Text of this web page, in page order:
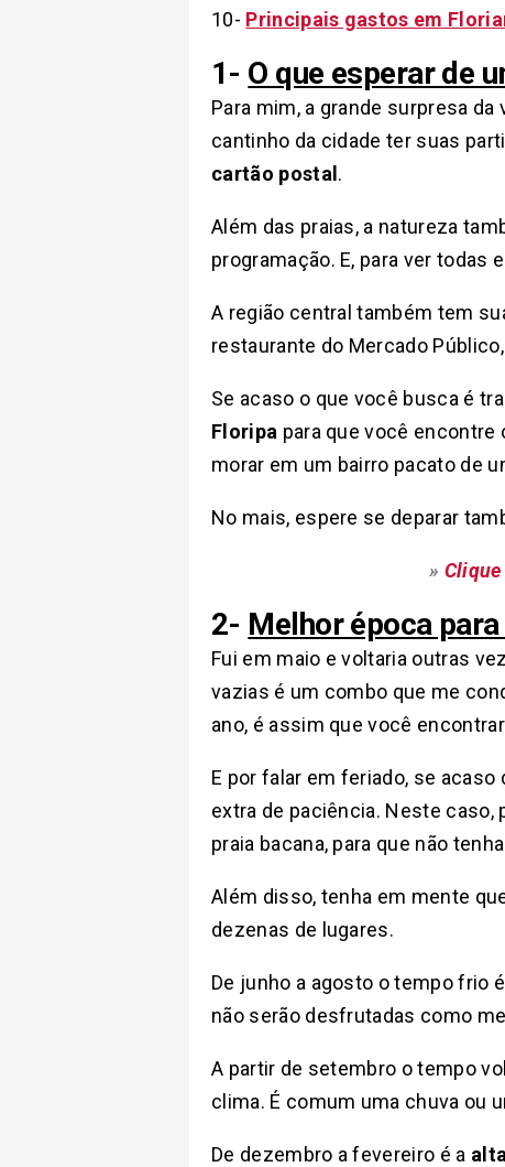
10- Principais gastos em
1- O que esperar de
Para mim, a grande surpresa
cantinho da cidade ter suas
cartão postal .
Além das praias, a natureza
programação. E, para ver todas
A região central também tem
restaurante do Mercado
Se acaso o que você busca é
Floripa para que você
morar em um bairro pacato de
No mais, espere se deparar
»
2- Melhor época
Fui em maio e voltaria outras
vazias é um combo que me
ano, é assim que você
E por falar em feriado, se
extra de paciência. Neste
praia bacana, para que não
Além disso, tenha em mente
dezenas de lugares.
De junho a agosto o tempo frio
não serão desfrutadas como
A partir de setembro o tempo
clima. É comum uma chuva ou
De dezembro a fevereiro é a